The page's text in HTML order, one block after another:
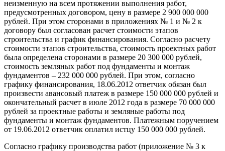
неизменную на всем протяжении выполнения работ,
предусмотренных договором, цену в размере 2 900 000 000
рублей. При этом сторонами в приложениях № 1 и № 2 к
договору был согласован расчет стоимости этапов
строительства и график финансирования. Согласно расчету
стоимости этапов строительства, стоимость проектных работ
была определена сторонами в размере 20 300 000 рублей,
стоимость земляных работ под фундаменты и монтаж
фундаментов – 232 000 000 рублей. При этом, согласно
графику финансирования, 18.06.2012 ответчик обязан был
произвести авансовый платеж в размере 150 000 000 рублей и
окончательный расчет в июле 2012 года в размере 70 000 000
рублей за проектные работы и земляные работы под
фундаменты и монтаж фундаментов. Платежным поручением
от 19.06.2012 ответчик оплатил истцу 150 000 000 рублей.
Согласно графику производства работ (приложение № 3 к